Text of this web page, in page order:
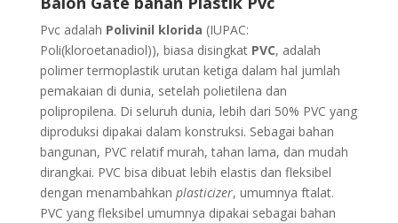
Pvc adalah Polivinil klorida (IUPAC:
Poli(kloroetanadiol)), biasa disingkat PVC, adalah
polimer termoplastik urutan ketiga dalam hal jumlah
pemakaian di dunia, setelah polietilena dan
polipropilena. Di seluruh dunia, lebih dari 50% PVC yang
diproduksi dipakai dalam konstruksi. Sebagai bahan
bangunan, PVC relatif murah, tahan lama, dan mudah
dirangkai. PVC bisa dibuat lebih elastis dan fleksibel
dengan menambahkan plasticizer, umumnya ftalat.
PVC yang fleksibel umumnya dipakai sebagai bahan